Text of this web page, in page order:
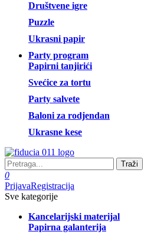
Društvene igre
Puzzle
Ukrasni papir
Party program
Papirni tanjirići
Svećice za tortu
Party salvete
Baloni za rodjendan
Ukrasne kese
Traži
0
PrijavaRegistracija
Sve kategorije
Kancelarijski materijal
Papirna galanterija